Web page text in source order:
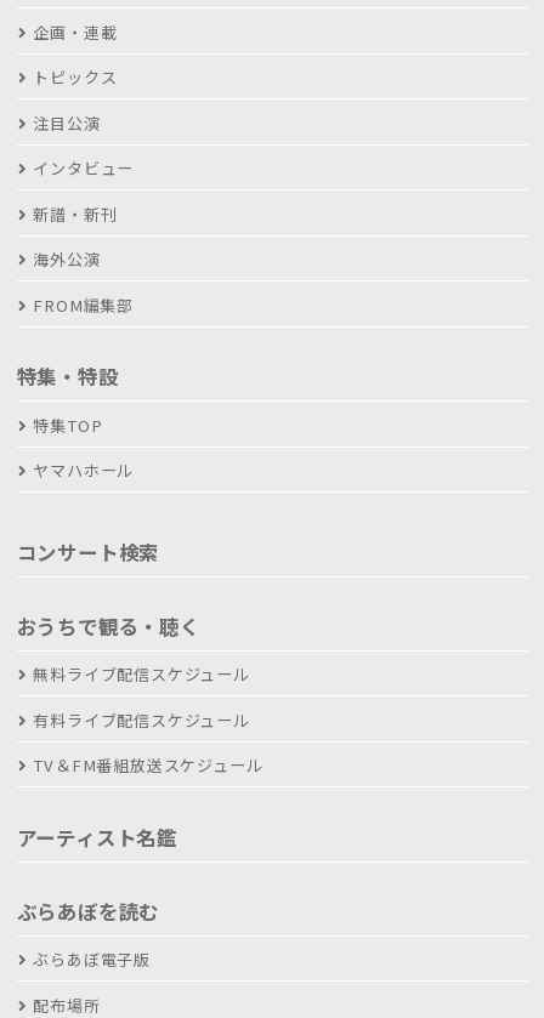
企画・連載
トピックス
注目公演
インタビュー
新譜・新刊
海外公演
FROM編集部
特集・特設
特集TOP
ヤマハホール
コンサート検索
おうちで観る・聴く
無料ライブ配信スケジュール
有料ライブ配信スケジュール
TV＆FM番組放送スケジュール
アーティスト名鑑
ぶらあぼを読む
ぶらあぼ電子版
配布場所